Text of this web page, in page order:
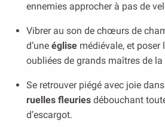
ennemies approcher à pas de
Vibrer au son de chœurs de
d’une église médiévale, et poser
oubliées de grands maîtres de la
Se retrouver piégé avec joie
ruelles fleuries débouchant
d’escargot.